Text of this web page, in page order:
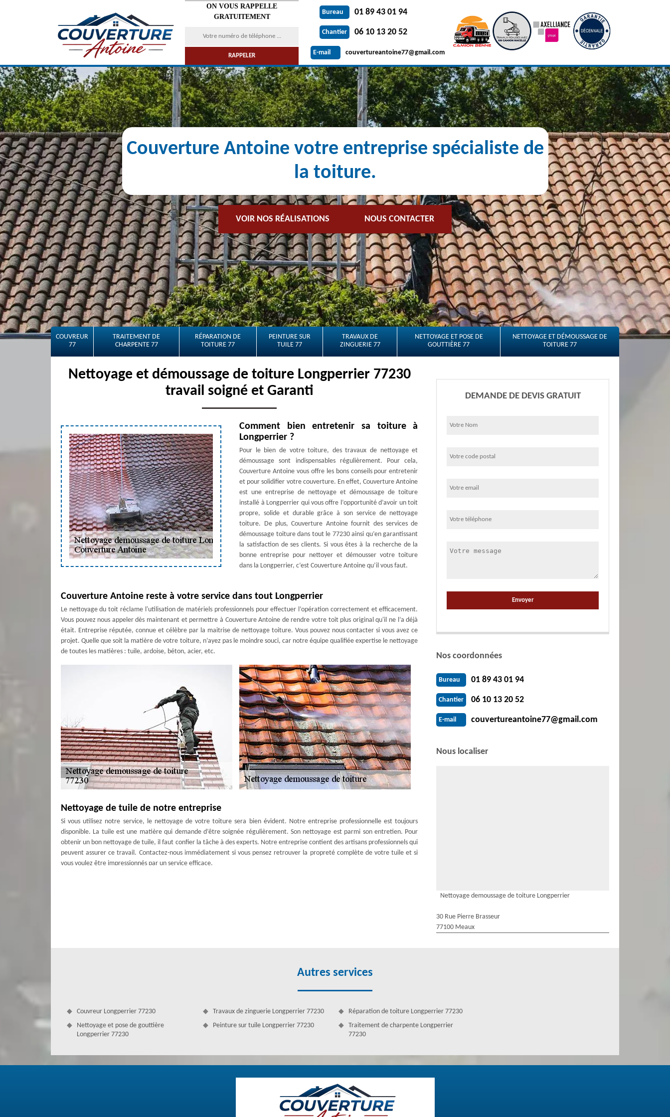
ON VOUS RAPPELLE
GRATUITEMENT
Bureau 01 89 43 01 94
Chantier 06 10 13 20 52
E-mail couvertureantoine77@gmail.com
Couverture Antoine votre entreprise spécialiste de
la toiture.
VOIR NOS RÉALISATIONS NOUS CONTACTER
COUVREUR
77
TRAITEMENT DE
CHARPENTE 77
RÉPARATION DE
TOITURE 77
PEINTURE SUR
TUILE 77
TRAVAUX DE
ZINGUERIE 77
NETTOYAGE ET POSE DE
GOUTTIÈRE 77
NETTOYAGE ET DÉMOUSSAGE DE
TOITURE 77
Nettoyage et démoussage de toiture Longperrier 77230
travail soigné et Garanti
Comment bien entretenir sa toiture à
Longperrier ?
Pour le bien de votre toiture, des travaux de nettoyage et
démoussage sont indispensables régulièrement. Pour cela,
Couverture Antoine vous offre les bons conseils pour entretenir
et pour solidifier votre couverture. En effet, Couverture Antoine
est une entreprise de nettoyage et démoussage de toiture
installé à Longperrier qui vous offre l’opportunité d’avoir un toit
propre, solide et durable grâce à son service de nettoyage
toiture. De plus, Couverture Antoine fournit des services de
démoussage toiture dans tout le 77230 ainsi qu’en garantissant
la satisfaction de ses clients. Si vous êtes à la recherche de la
bonne entreprise pour nettoyer et démousser votre toiture
dans la Longperrier, c’est Couverture Antoine qu’il vous faut.
Couverture Antoine reste à votre service dans tout Longperrier
Le nettoyage du toit réclame l'utilisation de matériels professionnels pour effectuer l’opération correctement et efficacement.
Vous pouvez nous appeler dès maintenant et permettre à Couverture Antoine de rendre votre toit plus original qu'il ne l’a déjà
était. Entreprise réputée, connue et célèbre par la maitrise de nettoyage toiture. Vous pouvez nous contacter si vous avez ce
projet. Quelle que soit la matière de votre toiture, n’ayez pas le moindre souci, car notre équipe qualifiée expertise le nettoyage
de toutes les matières : tuile, ardoise, béton, acier, etc.
Nettoyage de tuile de notre entreprise
Si vous utilisez notre service, le nettoyage de votre toiture sera bien évident. Notre entreprise professionnelle est toujours
disponible. La tuile est une matière qui demande d’être soignée régulièrement. Son nettoyage est parmi son entretien. Pour
obtenir un bon nettoyage de tuile, il faut confier la tâche à des experts. Notre entreprise contient des artisans professionnels qui
peuvent assurer ce travail. Contactez-nous immédiatement si vous pensez retrouver la propreté complète de votre tuile et si
vous voulez être impressionnés par un service efficace.
Prévoir des travaux de nettoyage démoussage toiture à Longperrier
Afin de bien entretenir et maintenir l’état de vote toiture, Couverture Antoine vous propose un service de nettoyage
DEMANDE DE DEVIS GRATUIT
Nos coordonnées
Bureau 01 89 43 01 94
Chantier 06 10 13 20 52
E-mail couvertureantoine77@gmail.com
Nous localiser
Nettoyage demoussage de toiture Longperrier
30 Rue Pierre Brasseur
77100 Meaux
Autres services
Couvreur Longperrier 77230
Nettoyage et pose de gouttière
Longperrier 77230
Travaux de zinguerie Longperrier 77230
Peinture sur tuile Longperrier 77230
Réparation de toiture Longperrier 77230
Traitement de charpente Longperrier
77230